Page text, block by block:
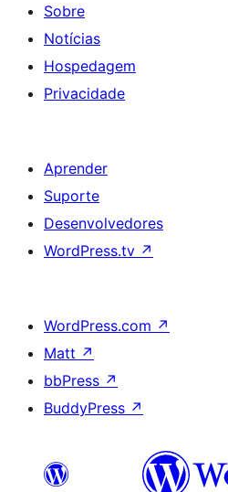
Sobre
Notícias
Hospedagem
Privacidade
Aprender
Suporte
Desenvolvedores
WordPress.tv ↗
WordPress.com ↗
Matt ↗
bbPress ↗
BuddyPress ↗